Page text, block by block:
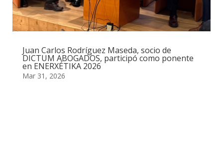
Juan Carlos Rodríguez Maseda, socio de
DICTUM ABOGADOS, participó como ponente
en ENERXÉTIKA 2026
Mar 31, 2026